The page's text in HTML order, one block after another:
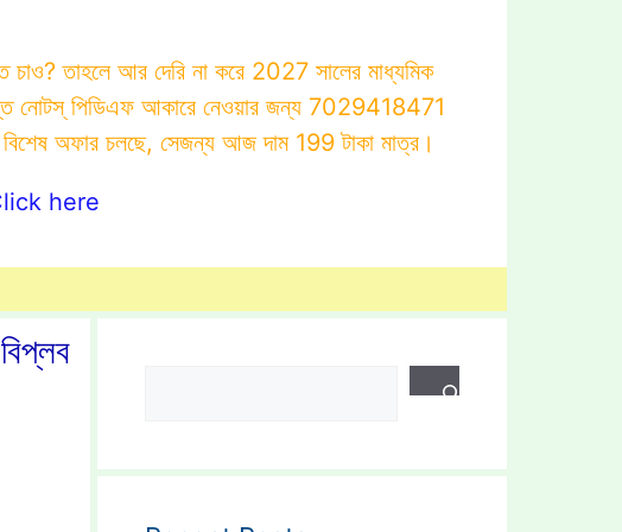
চাও? তাহলে আর দেরি না করে 2027 সালের মাধ্যমিক
নোটস্ পিডিএফ আকারে নেওয়ার জন্য 7029418471
অফার চলছে, সেজন্য আজ দাম 199 টাকা মাত্র।
Click here